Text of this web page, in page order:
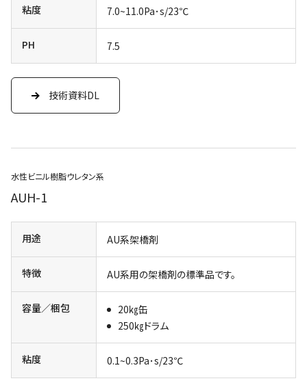
粘度 7.0~11.0Pa･s/23℃
PH 7.5
技術資料DL
水性ビニル樹脂ウレタン系
AUH-1
用途 AU系架橋剤
特徴 AU系用の架橋剤の標準品です。
容量／梱包
20㎏缶
250㎏ドラム
粘度 0.1~0.3Pa･s/23℃